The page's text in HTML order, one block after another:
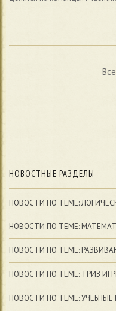
НОВОСТНЫЕ РАЗДЕЛЫ
НОВОСТИ ПО ТЕМЕ:
НОВОСТИ ПО ТЕМЕ:
НОВОСТИ ПО ТЕМЕ:
НОВОСТИ ПО ТЕМЕ: ТРИЗ
НОВОСТИ ПО ТЕМЕ: УЧЕБНЫЕ